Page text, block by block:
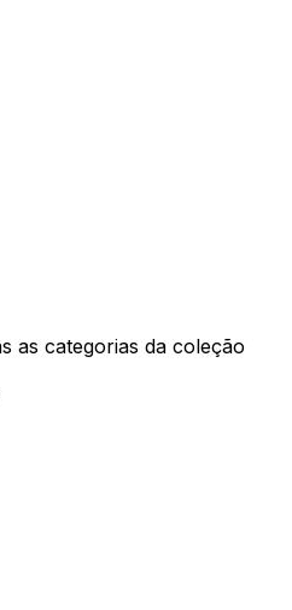
as categorias da coleção